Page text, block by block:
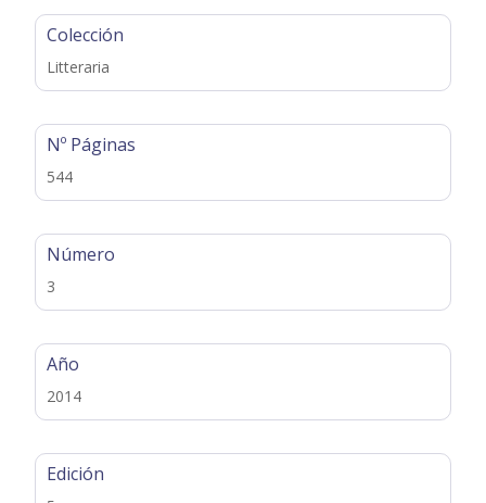
Colección
Litteraria
Nº Páginas
544
Número
3
Año
2014
Edición